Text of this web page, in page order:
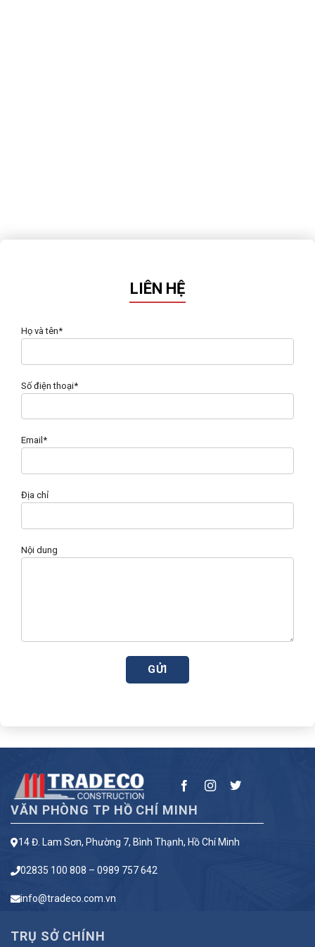
LIÊN HỆ
Họ và tên*
Số điện thoại*
Email*
Địa chỉ
Nội dung
VĂN PHÒNG TP HỒ CHÍ MINH
14 Đ. Lam Sơn, Phường 7, Bình Thạnh, Hồ Chí Minh
02835 100 808 – 0989 757 642
info@tradeco.com.vn
TRỤ SỞ CHÍNH